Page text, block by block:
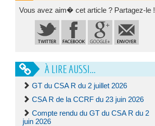
Vous avez aim� cet article ? Partagez-le !
À LIRE AUSSI...
GT du CSA R du 2 juillet 2026
CSA R de la CCRF du 23 juin 2026
Compte rendu du GT du CSA R du 2
juin 2026